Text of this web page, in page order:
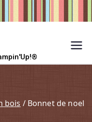
bois Bonnet de noel